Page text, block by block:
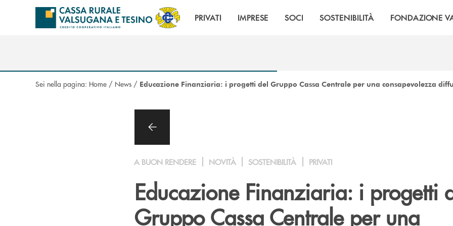
Salta al contenuto principale
PRIVATI IMPRESE SOCI SOSTENIBILITÀ FONDAZIONE
Sei nella pagina: Home / News / Educazione Finanziaria: i progetti del Gruppo Cassa Centrale per una consapevolezza
A BUON RENDERE NOVITÀ SOSTENIBILITÀ PRIVATI
Educazione Finanziaria: i progetti
Gruppo Cassa Centrale per una